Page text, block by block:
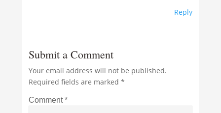
Reply
Submit a Comment
Your email address will not be published.
Required fields are marked*
Comment*